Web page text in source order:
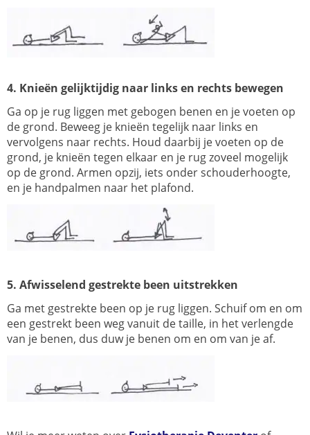
4. Knieën gelijktijdig naar links en rechts bewegen
Ga op je rug liggen met gebogen benen en je voeten op
de grond. Beweeg je knieën tegelijk naar links en
vervolgens naar rechts. Houd daarbij je voeten op de
grond, je knieën tegen elkaar en je rug zoveel mogelijk
op de grond. Armen opzij, iets onder schouderhoogte,
en je handpalmen naar het plafond.
5. Afwisselend gestrekte been uitstrekken
Ga met gestrekte been op je rug liggen. Schuif om en om
een gestrekt been weg vanuit de taille, in het verlengde
van je benen, dus duw je benen om en om van je af.